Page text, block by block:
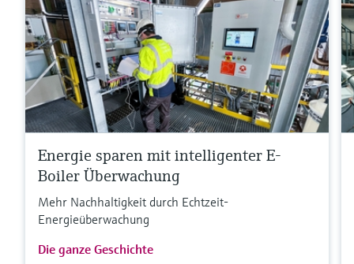
Energie sparen mit intelligenter E-
Boiler Überwachung
Mehr Nachhaltigkeit durch Echtzeit-
Energieüberwachung
Die ganze Geschichte